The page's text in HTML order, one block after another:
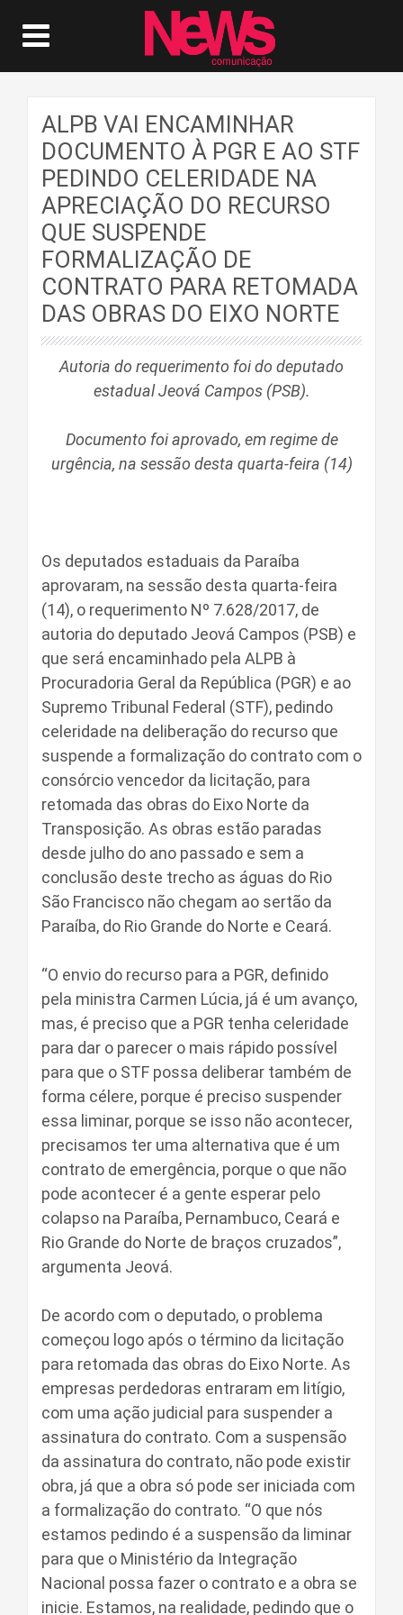
ALPB VAI ENCAMINHAR
DOCUMENTO À PGR E AO STF
PEDINDO CELERIDADE NA
APRECIAÇÃO DO RECURSO
QUE SUSPENDE
FORMALIZAÇÃO DE
CONTRATO PARA RETOMADA
DAS OBRAS DO EIXO NORTE
Autoria do requerimento foi do deputado
estadual Jeová Campos (PSB).
Documento foi aprovado, em regime de
urgência, na sessão desta quarta-feira (14)
Os deputados estaduais da Paraíba
aprovaram, na sessão desta quarta-feira
(14), o requerimento Nº 7.628/2017, de
autoria do deputado Jeová Campos (PSB) e
que será encaminhado pela ALPB à
Procuradoria Geral da República (PGR) e ao
Supremo Tribunal Federal (STF), pedindo
celeridade na deliberação do recurso que
suspende a formalização do contrato com o
consórcio vencedor da licitação, para
retomada das obras do Eixo Norte da
Transposição. As obras estão paradas
desde julho do ano passado e sem a
conclusão deste trecho as águas do Rio
São Francisco não chegam ao sertão da
Paraíba, do Rio Grande do Norte e Ceará.
“O envio do recurso para a PGR, definido
pela ministra Carmen Lúcia, já é um avanço,
mas, é preciso que a PGR tenha celeridade
para dar o parecer o mais rápido possível
para que o STF possa deliberar também de
forma célere, porque é preciso suspender
essa liminar, porque se isso não acontecer,
precisamos ter uma alternativa que é um
contrato de emergência, porque o que não
pode acontecer é a gente esperar pelo
colapso na Paraíba, Pernambuco, Ceará e
Rio Grande do Norte de braços cruzados”,
argumenta Jeová.
De acordo com o deputado, o problema
começou logo após o término da licitação
para retomada das obras do Eixo Norte. As
empresas perdedoras entraram em litígio,
com uma ação judicial para suspender a
assinatura do contrato. Com a suspensão
da assinatura do contrato, não pode existir
obra, já que a obra só pode ser iniciada com
a formalização do contrato. “O que nós
estamos pedindo é a suspensão da liminar
para que o Ministério da Integração
Nacional possa fazer o contrato e a obra se
inicie. Estamos, na realidade, pedindo que o